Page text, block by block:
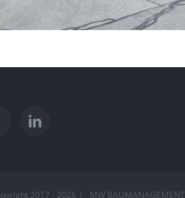
2017 - 2026 | MW BAUMANAGEMENT